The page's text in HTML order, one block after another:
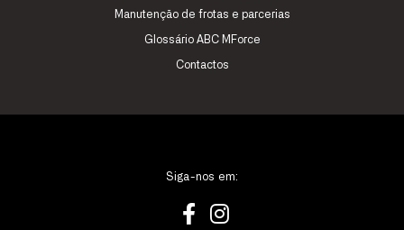
Manutenção de frotas e parcerias
Glossário ABC MForce
Contactos
Siga-nos em: